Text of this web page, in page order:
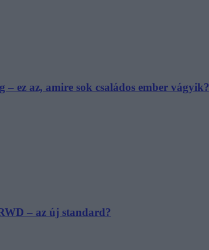
ez az, amire sok családos ember vágyik?
– az új standard?